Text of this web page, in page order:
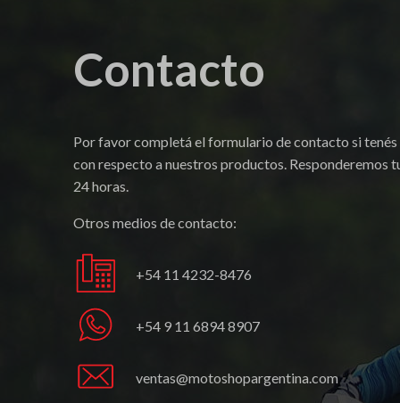
Contacto
Por favor completá el formulario de contacto si tenés
con respecto a nuestros productos. Responderemos
24 horas.
Otros medios de contacto:
+54 11 4232-8476
+54 9 11 6894 8907
ventas@motoshopargentina.com